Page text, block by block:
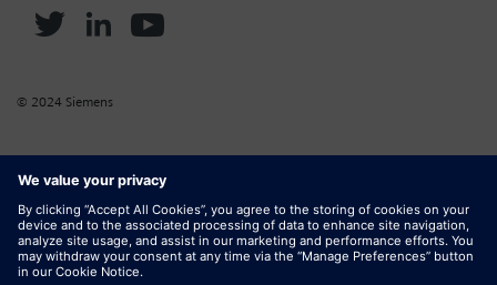
© 2024 Siemens
Informazioni aziendali Normativa sui cookie
Normativa sulla privacy Termini di utilizzo